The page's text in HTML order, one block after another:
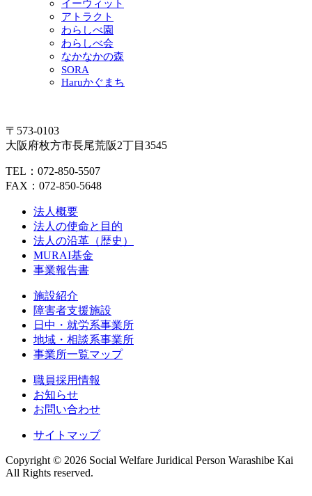
イーウィット
アトラクト
わらしべ園
わらしべ会
なかなかの森
SORA
Haruかぐまち
〒573-0103
大阪府枚方市長尾荒阪2丁目3545
TEL：072-850-5507
FAX：072-850-5648
法人概要
法人の使命と目的
法人の沿革（歴史）
MURAI基金
事業報告書
施設紹介
障害者支援施設
日中・就労系事業所
地域・相談系事業所
事業所一覧マップ
職員採用情報
お知らせ
お問い合わせ
サイトマップ
Copyright © 2026 Social Welfare Juridical Person Warashibe Kai
All Rights reserved.